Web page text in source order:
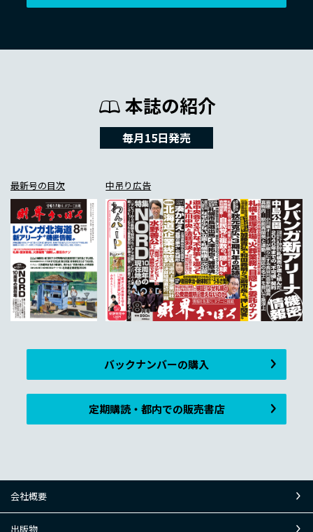
本誌の紹介
毎月15日発売
最新号の目次 中吊り広告
バックナンバーの購入
定期購読・都内での販売書店
会社概要
出版物